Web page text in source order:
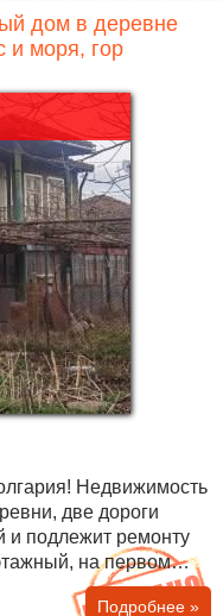
дом в деревне
и моря, гор
две дороги
и кладовая, а на
комната с туалетом.
Подробнее »